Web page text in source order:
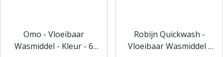
Omo - Vloeibaar
Wasmiddel - Kleur - 6
Robijn Quickwash -
Vloeibaar Wasmiddel -